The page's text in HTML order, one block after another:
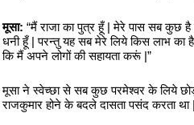
मूसा: “मैं राजा का पुत्र हूँ | मेरे पास सब कुछ
धनी हूँ | परन्तु यह सब मेरे लिये किस लाभ का
कि मैं अपने लोगों की सहायता करूं |”
मूसा ने स्वेच्छा से सब कुछ परमेश्वर के लिये
राजकुमार होने के बदले दासता पसंद करता था |